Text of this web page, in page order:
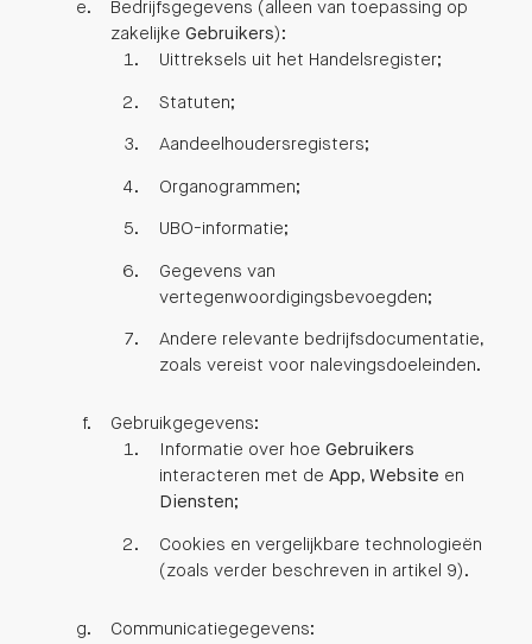
Bedrijfsgegevens (alleen van toepassing op
zakelijke Gebruikers):
Uittreksels uit het Handelsregister;
Statuten;
Aandeelhoudersregisters;
Organogrammen;
UBO-informatie;
Gegevens van
vertegenwoordigingsbevoegden;
Andere relevante bedrijfsdocumentatie,
zoals vereist voor nalevingsdoeleinden.
Gebruikgegevens:
Informatie over hoe Gebruikers
interacteren met de App, Website en
Diensten;
Cookies en vergelijkbare technologieën
(zoals verder beschreven in artikel 9).
Communicatiegegevens: